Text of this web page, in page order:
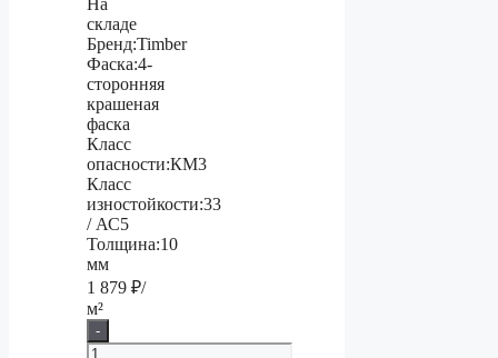
На
складе
Бренд:Timber
Фаска:4-
сторонняя
крашеная
фаска
Класс
опасности:КМ3
Класс
изностойкости:33
/ АС5
Толщина:10
мм
1 879 ₽/
м²
-